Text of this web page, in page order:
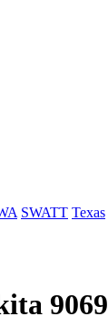
SWATT Texas
9069